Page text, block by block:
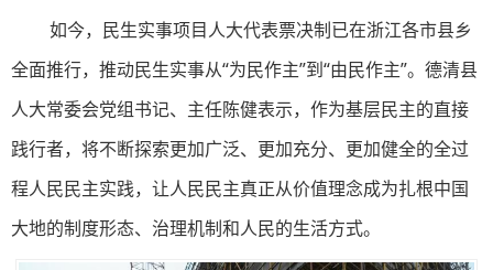
如今，民生实事项目人大代表票决制已在浙江各市县乡
全面推行，推动民生实事从“为民作主”到“由民作主”。德清县
人大常委会党组书记、主任陈健表示，作为基层民主的直接
践行者，将不断探索更加广泛、更加充分、更加健全的全过
程人民民主实践，让人民民主真正从价值理念成为扎根中国
大地的制度形态、治理机制和人民的生活方式。